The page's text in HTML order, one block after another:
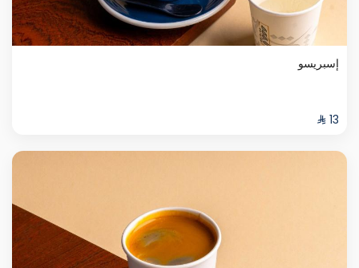
إسبريسو